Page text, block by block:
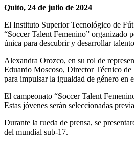
Quito, 24 de julio de 2024
El Instituto Superior Tecnológico de
“Soccer Talent Femenino” organizado
única para descubrir y desarrollar
Alexandra Orozco, en su rol de
Eduardo Moscoso, Director Técnico de
para impulsar la igualdad de género en
El campeonato “Soccer Talent
Estas jóvenes serán seleccionadas
Durante la rueda de prensa, se
del mundial sub-17.